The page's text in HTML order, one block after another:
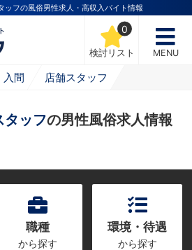
ッフの風俗男性求人・高収入バイト情報
検討リスト
0
MENU
入間 店舗スタッフ
タッフの男性風俗求人情報
職種
から探す
環境・待遇
から探す